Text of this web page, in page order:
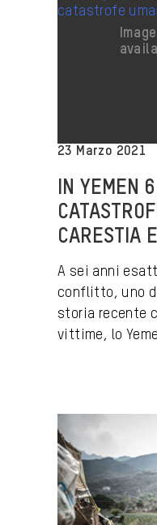
23 Marzo 2021
IN YEMEN
CARESTIA
A sei anni
conflitto, uno
storia recente
vittime, lo